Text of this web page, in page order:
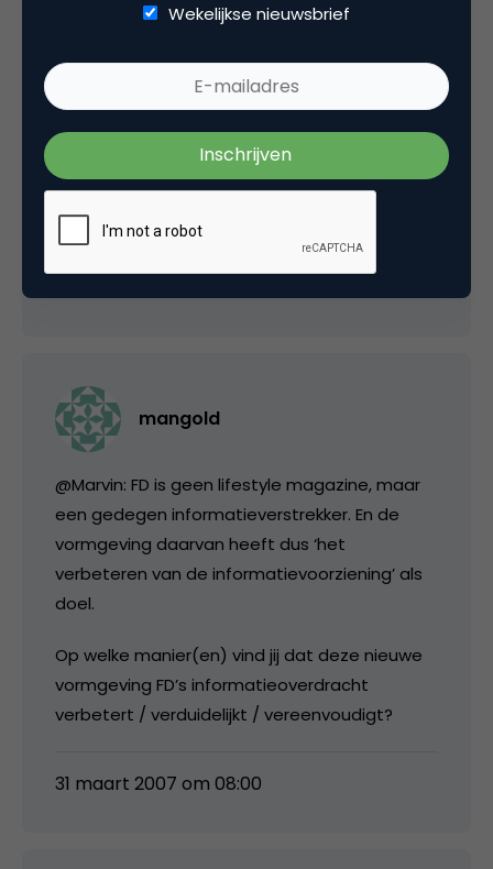
Marvin Teunissen
ik dacht dat je vroeg of iemand er nog iets
positiefs over te zeggen had?
zal ik dan maar starten?
de vormgeving ziet er een STUK beter uit.
mangold
@Marvin: FD is geen lifestyle magazine, maar
een gedegen informatieverstrekker. En de
vormgeving daarvan heeft dus ‘het
verbeteren van de informatievoorziening’ als
doel.
Op welke manier(en) vind jij dat deze nieuwe
vormgeving FD’s informatieoverdracht
verbetert / verduidelijkt / vereenvoudigt?
31 maart 2007 om 08:00
Wekelijkse nieuwsbrief